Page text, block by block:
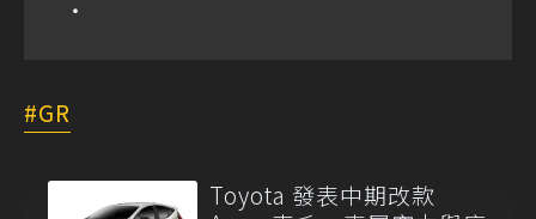
GR
Toyota 發表中期改款